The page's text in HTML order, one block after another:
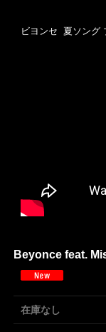
ビヨンセ 夏ソング
Beyonce feat.
在庫なし